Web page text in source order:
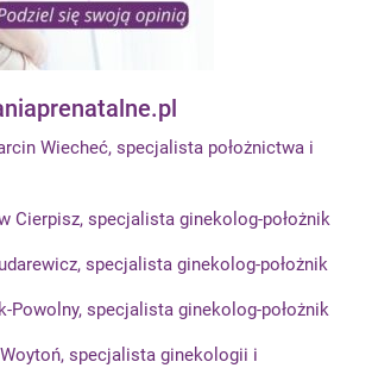
Wiecheć, specjalista położnictwa i
Cierpisz, specjalista ginekolog-położnik
specjalista ginekolog-położnik
Powolny, specjalista ginekolog-położnik
specjalista ginekologii i